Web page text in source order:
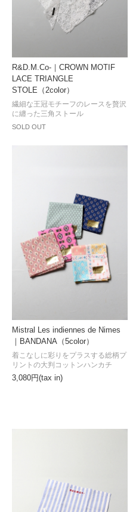
R&D.M.Co-｜CROWN MOTIF
LACE TRIANGLE
STOLE（2color）
SOLD OUT
繊細な王冠モチーフのレースを贅沢
に纏った三角ストール
Mistral Les indiennes de Nimes
｜BANDANA（5color）
3,080円(tax in)
着こなしに彩りをプラスする総柄プ
リントの大判コットンハンカチ